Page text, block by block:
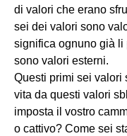
di valori che erano
sei dei valori sono
significa ognuno già li
sono valori esterni.
Questi primi sei valori
vita da questi valori
imposta il vostro
o cattivo? Come sei